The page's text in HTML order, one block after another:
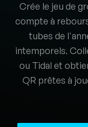
Crée le jeu de
compte à
tubes de
intemporels.
ou Tidal et
QR prêtes à